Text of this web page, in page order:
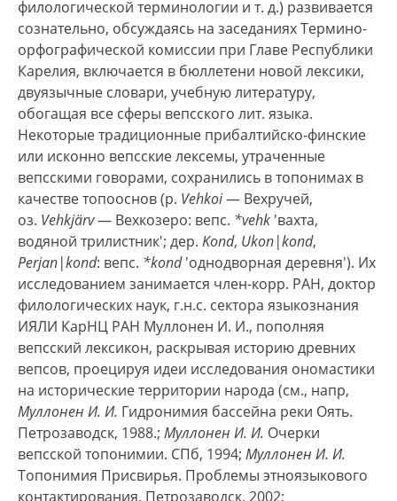
филологической терминологии и т. д.) развивается
сознательно, обсуждаясь на заседаниях Термино-
орфографической комиссии при Главе Республики
Карелия, включается в бюллетени новой лексики,
двуязычные словари, учебную литературу,
обогащая все сферы вепсского лит. языка.
Некоторые традиционные прибалтийско-финские
или исконно вепсские лексемы, утраченные
вепсскими говорами, сохранились в топонимах в
качестве топооснов (р. Vehkoi— Вехручей,
оз. Vehkjärv— Вехкозеро: вепс. *vehk 'вахта,
водяной трилистник'; дер. Kond, Ukon|kond,
Perjan|kond: вепс. *kond'однодворная деревня'). Их
исследованием занимается член-корр. РАН, доктор
филологических наук, г.н.с. сектора языкознания
ИЯЛИ КарНЦ РАН Муллонен И. И., пополняя
вепсский лексикон, раскрывая историю древних
вепсов, проецируя идеи исследования ономастики
на исторические территории народа (см., напр,
Муллонен И. И. Гидронимия бассейна реки Оять.
Петрозаводск, 1988.; Муллонен И. И. Очерки
вепсской топонимии. СПб, 1994; Муллонен И. И.
Топонимия Присвирья. Проблемы этноязыкового
контактирования. Петрозаводск, 2002;